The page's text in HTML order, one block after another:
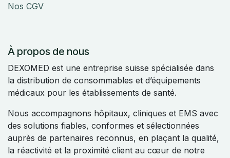
Nos CGV
À propos de nous
DEXOMED est une entreprise suisse spécialisée dans
la distribution de consommables et d’équipements
médicaux pour les établissements de santé.
Nous accompagnons hôpitaux, cliniques et EMS avec
des solutions fiables, conformes et sélectionnées
auprès de partenaires reconnus, en plaçant la qualité,
la réactivité et la proximité client au cœur de notre